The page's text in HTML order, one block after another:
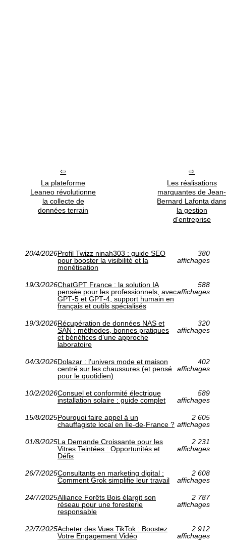
La plateforme
Leaneo révolutionne
la collecte de
données terrain
Les réalisations
marquantes de Jean-
Bernard Lafonta
la gestion
d'entreprise
20/4/2026Profil Twizz ninah303 : guide SEO
pour booster la visibilité et la
monétisation
380
affichages
19/3/2026ChatGPT France : la solution IA
pensée pour les professionnels, avec
GPT‑5 et GPT‑4, support humain en
français et outils spécialisés
588
affichages
19/3/2026Récupération de données NAS et
SAN : méthodes, bonnes pratiques
et bénéfices d’une approche
laboratoire
320
affichages
04/3/2026Dolazar : l’univers mode et maison
centré sur les chaussures (et pensé
pour le quotidien)
402
affichages
10/2/2026Consuel et conformité électrique
installation solaire : guide complet
589
affichages
15/8/2025Pourquoi faire appel à un
chauffagiste local en Île-de-France ?
2 605
affichages
01/8/2025La Demande Croissante pour les
Vitres Teintées : Opportunités et
Défis
2 231
affichages
26/7/2025Consultants en marketing digital :
Comment Grok simplifie leur travail
2 608
affichages
24/7/2025Alliance Forêts Bois élargit son
réseau pour une foresterie
responsable
2 787
affichages
22/7/2025Acheter des Vues TikTok : Boostez
Votre Engagement Vidéo
2 912
affichages